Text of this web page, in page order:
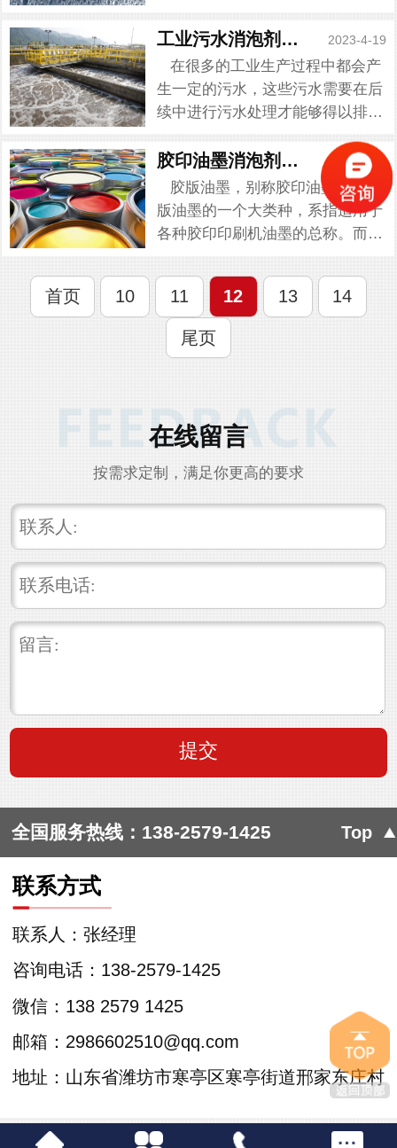
程中不得不遇到的一个问题那就是
泡沫问题。建材在使用中添加各类
混合物，这是导致泡沫产生的原...
工业污水消泡剂运用特点 2023-4-19
在很多的工业生产过程中都会产
生一定的污水，这些污水需要在后
续中进行污水处理才能够得以排放
会反映在污水处理中产生大量泡沫
的问题，经研究后发现是污水中杂
质以及细菌的滋生蔓延导致的...
胶印油墨消泡剂使用来了 2023-4-19
胶版油墨，别称胶印油墨，是平
版油墨的一个大类种，系指适用于
各种胶印印刷机油墨的总称。而油
刷也是目前最主要的印刷方式。而
油墨生产中需要添加一定的化学助
剂，这些化学助剂会导致大量...
首页 10 11 12 13 14
尾页
在线留言
按需求定制，满足你更高的要求
全国服务热线： 138-2579-1425 Top
联系方式
咨询电话：138-2579-1425
联系人：张经理
微信：138 2579 1425
邮箱：2986602510@qq.com
地址：山东省潍坊市寒亭区寒亭街道邢家东庄村